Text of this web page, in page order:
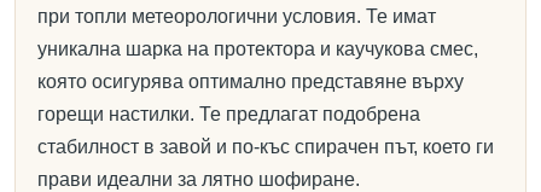
при топли метеорологични условия. Те имат
уникална шарка на протектора и каучукова смес,
която осигурява оптимално представяне върху
горещи настилки. Те предлагат подобрена
стабилност в завой и по-къс спирачен път, което ги
прави идеални за лятно шофиране.